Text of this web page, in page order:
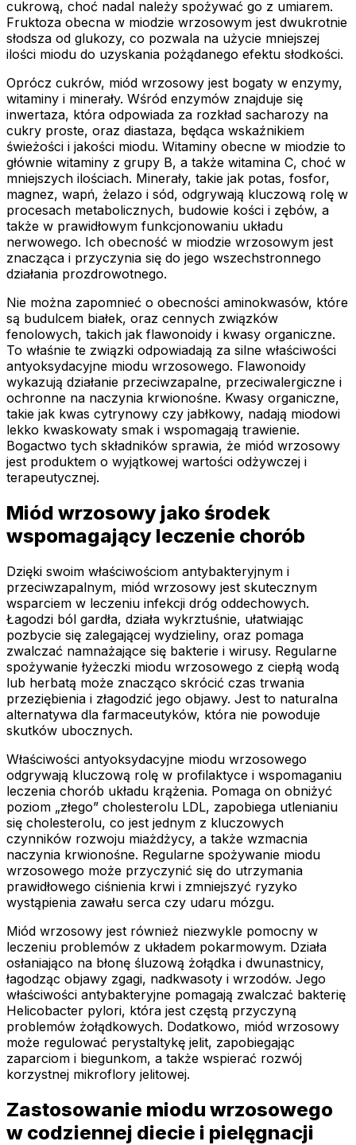
cukrową, choć nadal należy spożywać go z umiarem.
Fruktoza obecna w miodzie wrzosowym jest dwukrotnie
słodsza od glukozy, co pozwala na użycie mniejszej
ilości miodu do uzyskania pożądanego efektu słodkości.
Oprócz cukrów, miód wrzosowy jest bogaty w enzymy,
witaminy i minerały. Wśród enzymów znajduje się
inwertaza, która odpowiada za rozkład sacharozy na
cukry proste, oraz diastaza, będąca wskaźnikiem
świeżości i jakości miodu. Witaminy obecne w miodzie to
głównie witaminy z grupy B, a także witamina C, choć w
mniejszych ilościach. Minerały, takie jak potas, fosfor,
magnez, wapń, żelazo i sód, odgrywają kluczową rolę w
procesach metabolicznych, budowie kości i zębów, a
także w prawidłowym funkcjonowaniu układu
nerwowego. Ich obecność w miodzie wrzosowym jest
znacząca i przyczynia się do jego wszechstronnego
działania prozdrowotnego.
Nie można zapomnieć o obecności aminokwasów, które
są budulcem białek, oraz cennych związków
fenolowych, takich jak flawonoidy i kwasy organiczne.
To właśnie te związki odpowiadają za silne właściwości
antyoksydacyjne miodu wrzosowego. Flawonoidy
wykazują działanie przeciwzapalne, przeciwalergiczne i
ochronne na naczynia krwionośne. Kwasy organiczne,
takie jak kwas cytrynowy czy jabłkowy, nadają miodowi
lekko kwaskowaty smak i wspomagają trawienie.
Bogactwo tych składników sprawia, że miód wrzosowy
jest produktem o wyjątkowej wartości odżywczej i
terapeutycznej.
Miód wrzosowy jako środek
wspomagający leczenie chorób
Dzięki swoim właściwościom antybakteryjnym i
przeciwzapalnym, miód wrzosowy jest skutecznym
wsparciem w leczeniu infekcji dróg oddechowych.
Łagodzi ból gardła, działa wykrztuśnie, ułatwiając
pozbycie się zalegającej wydzieliny, oraz pomaga
zwalczać namnażające się bakterie i wirusy. Regularne
spożywanie łyżeczki miodu wrzosowego z ciepłą wodą
lub herbatą może znacząco skrócić czas trwania
przeziębienia i złagodzić jego objawy. Jest to naturalna
alternatywa dla farmaceutyków, która nie powoduje
skutków ubocznych.
Właściwości antyoksydacyjne miodu wrzosowego
odgrywają kluczową rolę w profilaktyce i wspomaganiu
leczenia chorób układu krążenia. Pomaga on obniżyć
poziom „złego” cholesterolu LDL, zapobiega utlenianiu
się cholesterolu, co jest jednym z kluczowych
czynników rozwoju miażdżycy, a także wzmacnia
naczynia krwionośne. Regularne spożywanie miodu
wrzosowego może przyczynić się do utrzymania
prawidłowego ciśnienia krwi i zmniejszyć ryzyko
wystąpienia zawału serca czy udaru mózgu.
Miód wrzosowy jest również niezwykle pomocny w
leczeniu problemów z układem pokarmowym. Działa
osłaniająco na błonę śluzową żołądka i dwunastnicy,
łagodząc objawy zgagi, nadkwasoty i wrzodów. Jego
właściwości antybakteryjne pomagają zwalczać bakterię
Helicobacter pylori, która jest częstą przyczyną
problemów żołądkowych. Dodatkowo, miód wrzosowy
może regulować perystaltykę jelit, zapobiegając
zaparciom i biegunkom, a także wspierać rozwój
korzystnej mikroflory jelitowej.
Zastosowanie miodu wrzosowego
w codziennej diecie i pielęgnacji